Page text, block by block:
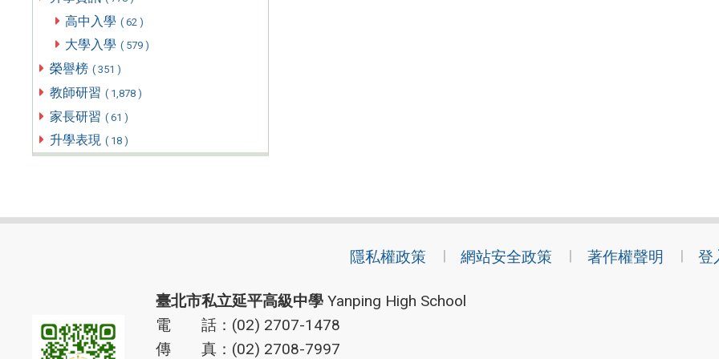
高中入學 ( 62 )
大學入學 ( 579 )
榮譽榜 ( 351 )
教師研習 ( 1,878 )
家長研習 ( 61 )
升學表現 ( 18 )
隱私權政策 網站安全政策 著作權聲明 登
臺北市私立延平高級中學Yanping High School
電 話：(02) 2707-1478
傳 真：(02) 2708-7997